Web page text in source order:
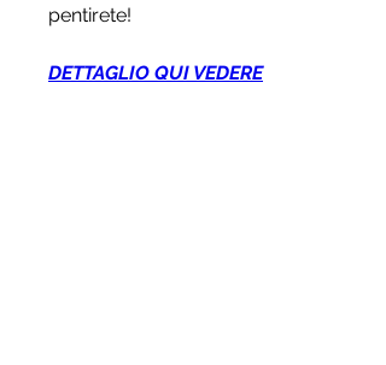
pentirete!
DETTAGLIO QUI VEDERE